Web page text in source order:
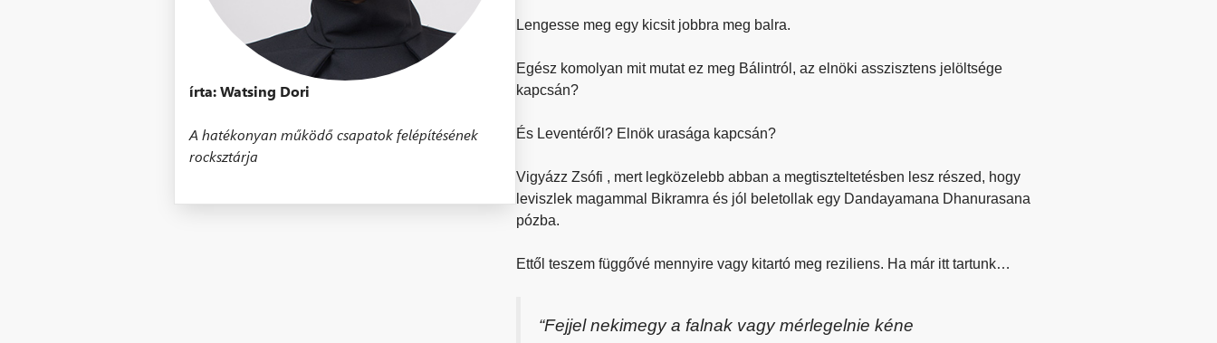
írta: Watsing Dori
A hatékonyan működő csapatok felépítésének
rocksztárja
Lengesse meg egy kicsit jobbra meg balra.
Egész komolyan mit mutat ez meg Bálintról, az elnöki asszisztens jelöltsége
kapcsán?
És Leventéről? Elnök urasága kapcsán?
Vigyázz Zsófi , mert legközelebb abban a megtiszteltetésben lesz részed, hogy
leviszlek magammal Bikramra és jól beletollak egy Dandayamana Dhanurasana
pózba.
Ettől teszem függővé mennyire vagy kitartó meg reziliens. Ha már itt tartunk…
“Fejjel nekimegy a falnak vagy mérlegelnie kéne